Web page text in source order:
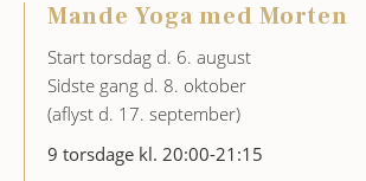
Mande Yoga med Morten
Start torsdag d. 6. august
Sidste gang d. 8. oktober
(aflyst d. 17. september)
9 torsdage kl. 20:00-21:15